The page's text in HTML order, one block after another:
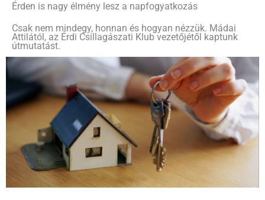
Érden is nagy élmény lesz a napfogyatkozás
Csak nem mindegy, honnan és hogyan nézzük. Mádai
Attilától, az Érdi Csillagászati Klub vezetőjétől kaptunk
útmutatást.